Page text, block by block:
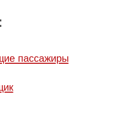
пассажиры